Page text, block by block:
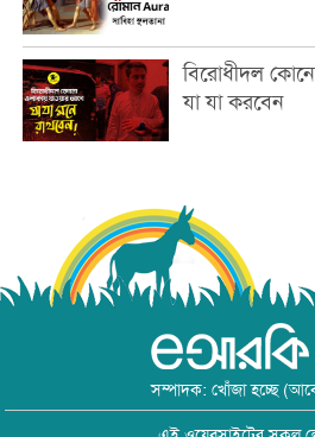
বিরোধীদল
যা যা করবেন
সম্পাদক: খোঁজা হচ্ছে